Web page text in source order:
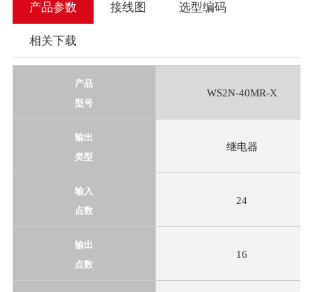
产品参数 接线图 选型编码
相关下载
产品
型号
WS2N-40MR-X
输出
类型
继电器
输入
点数
24
输出
点数
16